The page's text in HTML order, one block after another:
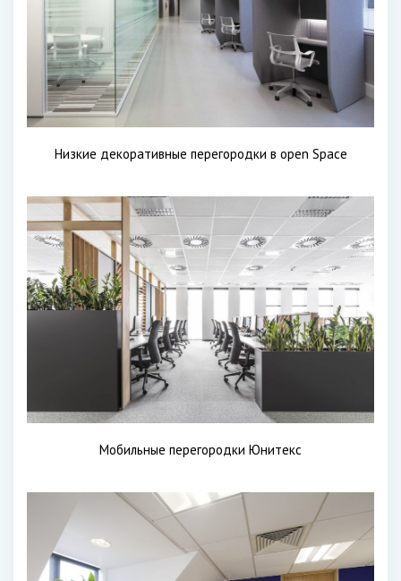
Низкие декоративные перегородки в open Space
Мобильные перегородки Юнитекс